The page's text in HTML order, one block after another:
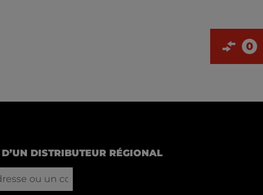
0
DISTRIBUTEUR RÉGIONAL